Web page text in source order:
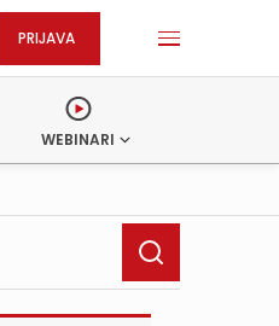
PRIJAVA
WEBINARI